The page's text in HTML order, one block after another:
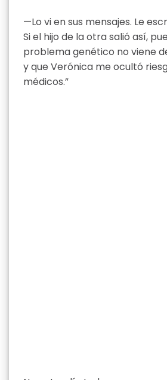
—Lo vi en sus mensajes. Le
Si el hijo de la otra salió así,
problema genético no viene
y que Verónica me ocultó
médicos.”